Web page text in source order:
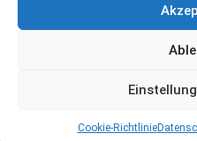
Cookie-Richtlinie